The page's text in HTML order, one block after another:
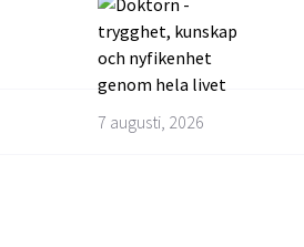
7 augusti, 2026